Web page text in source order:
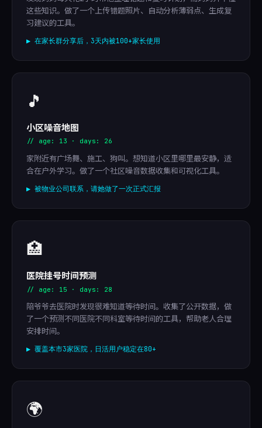
这些知识。做了一个上传错题照片、自动分析薄弱点、生成复
习建议的工具。
▶ 在家长群分享后，3天内被100+家长使用
🎵
小区噪音地图
// age: 13 · days: 26
家附近有广场舞、施工、狗叫。想知道小区里哪里最安静，适
合在户外学习。做了一个社区噪音数据收集和可视化工具。
▶ 被物业公司联系，请她做了一次正式汇报
🏥
医院挂号时间预测
// age: 15 · days: 28
陪爷爷去医院时发现很难知道等待时间。收集了公开数据，做
了一个预测不同医院不同科室等待时间的工具，帮助老人合理
安排时间。
▶ 覆盖本市3家医院，日活用户稳定在80+
🌍